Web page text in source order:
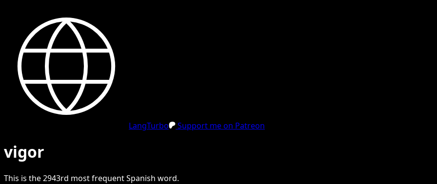
LangTurbo Support me on Patreon
vigor
This is the2943rd most frequentSpanish word.